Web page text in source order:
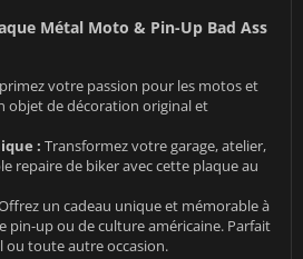
Métal Moto & Pin-Up Bad Ass
votre passion pour les motos et
objet de décoration original et
: Transformez votre garage, atelier,
repaire de biker avec cette plaque au
un cadeau unique et mémorable à
pin-up ou de culture américaine. Parfait
ou toute autre occasion.